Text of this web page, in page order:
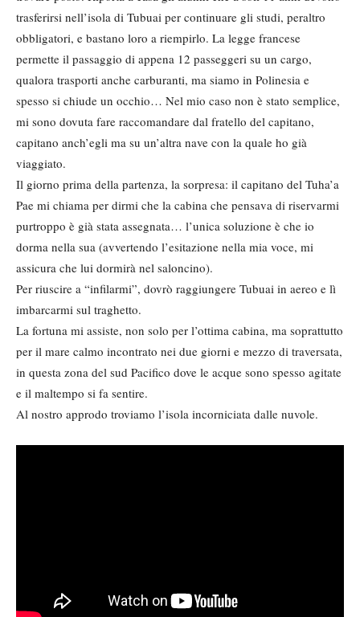
trasferirsi nell’isola di Tubuai per continuare gli studi, peraltro
obbligatori, e bastano loro a riempirlo. La legge francese
permette il passaggio di appena 12 passeggeri su un cargo,
qualora trasporti anche carburanti, ma siamo in Polinesia e
spesso si chiude un occhio… Nel mio caso non è stato semplice,
mi sono dovuta fare raccomandare dal fratello del capitano,
capitano anch’egli ma su un’altra nave con la quale ho già
viaggiato.
Il giorno prima della partenza, la sorpresa: il capitano del Tuha’a
Pae mi chiama per dirmi che la cabina che pensava di riservarmi
purtroppo è già stata assegnata… l’unica soluzione è che io
dorma nella sua (avvertendo l’esitazione nella mia voce, mi
assicura che lui dormirà nel saloncino).
Per riuscire a “infilarmi”, dovrò raggiungere Tubuai in aereo e lì
imbarcarmi sul traghetto.
La fortuna mi assiste, non solo per l’ottima cabina, ma soprattutto
per il mare calmo incontrato nei due giorni e mezzo di traversata,
in questa zona del sud Pacifico dove le acque sono spesso agitate
e il maltempo si fa sentire.
Al nostro approdo troviamo l’isola incorniciata dalle nuvole.